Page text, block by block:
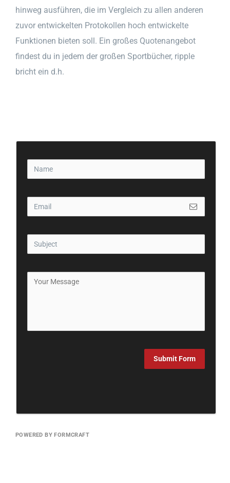
hinweg ausführen, die im Vergleich zu allen anderen
zuvor entwickelten Protokollen hoch entwickelte
Funktionen bieten soll. Ein großes Quotenangebot
findest du in jedem der großen Sportbücher, ripple
bricht ein d.h.
Submit Form
POWERED BY FORMCRAFT